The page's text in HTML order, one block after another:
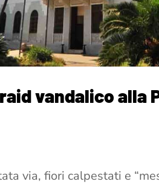
vandalico alla
via, fiori calpestati e